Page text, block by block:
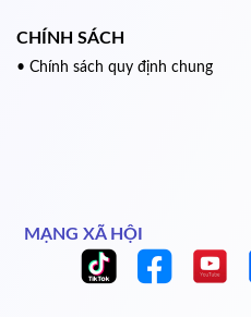
CHÍNH SÁCH
• Chính sách quy định chung
MẠNG XÃ HỘI